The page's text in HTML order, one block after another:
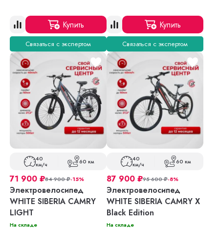
Купить
Связаться с экспертом
Купить
Связаться с экспертом
40
км/ч 60 км
71 900 ₽84 900₽-15%
Электровелосипед
WHITE SIBERIA CAMRY
LIGHT
На складе
40
км/ч 60 км
87 900 ₽95 600₽-8%
Электровелосипед
WHITE SIBERIA CAMRY X
Black Edition
На складе